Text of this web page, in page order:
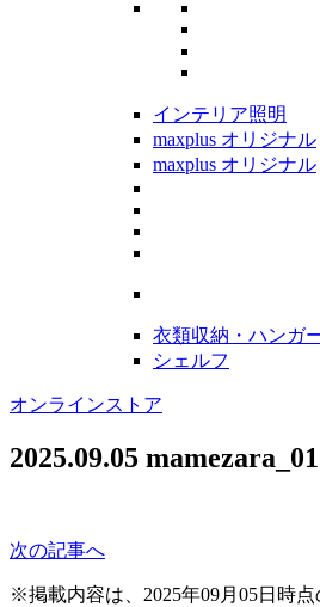
インテリア照明
maxplus オリジナル
maxplus オリジナル
衣類収納・ハンガ
シェルフ
オンラインストア
2025.09.05 mamezara_01
次の記事へ
※掲載内容は、2025年09月05日時点